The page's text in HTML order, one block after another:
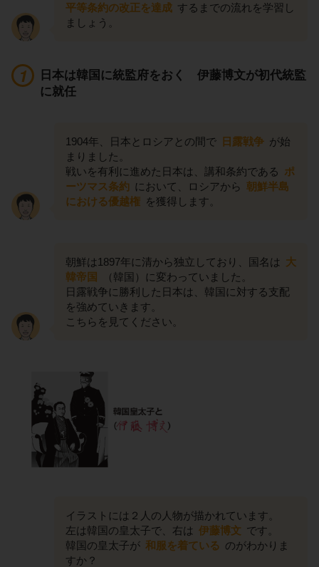
平等条約の改正を達成 するまでの流れを学習し
ましょう。
日本は韓国に統監府をおく 伊藤博文が初代統監
に就任
1904年、日本とロシアとの間で 日露戦争 が始
まりました。
戦いを有利に進めた日本は、講和条約である ポ
ーツマス条約 において、ロシアから 朝鮮半島
における優越権 を獲得します。
朝鮮は1897年に清から独立しており、国名は 大
韓帝国
（韓国）に変わっていました。
日露戦争に勝利した日本は、韓国に対する支配
を強めていきます。
こちらを見てください。
イラストには２人の人物が描かれています。
左は韓国の皇太子で、右は 伊藤博文 です。
韓国の皇太子が 和服を着ている のがわかりま
すか？